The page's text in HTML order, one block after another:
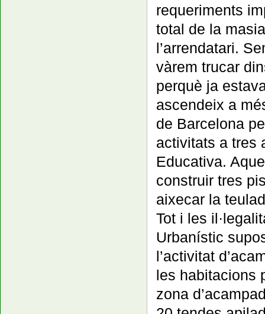
requeriments
total de la
l’arrendatari.
vàrem trucar
perquè ja
ascendeix a
de Barcelona
activitats a tres
Educativa.
construir tres
aixecar la
Tot i les
Urbanístic
l’activitat
les habitacions
zona